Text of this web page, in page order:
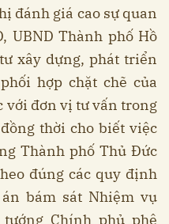
đánh giá cao sự quan
UBND Thành phố Hồ
xây dựng, phát triển
hợp chặt chẽ của
với đơn vị tư vấn trong
thời cho biết việc
Thành phố Thủ Đức
đúng các quy định
bám sát Nhiệm vụ
Chính phủ phê